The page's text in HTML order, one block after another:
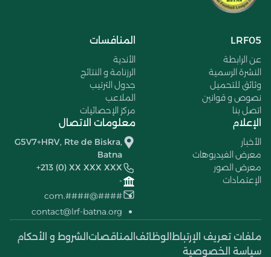
LRF05
عن الرابطة
النشرة الرسمية
وثائق للتحميل
نصوص و قوانين
اتصل بنا
المنافسات
الأندية
الرزنامة و النتائج
جدول الترتيب
الملاعب
مركز الإحصائيات
الإعلام
الأخبار
معرض الفيديوهات
معرض الصور
الإعتمادات
معلومات الاتصال
G5V7+HRV, Rte de Biskra,
Batna
+213 (0) XX XXX XXX
-
####@####.com
contact@lrf-batna.org
ملفات تعريف الإرتباط الوظائف المناقصات الشروط و الأحكام
سياسة الخصوصية